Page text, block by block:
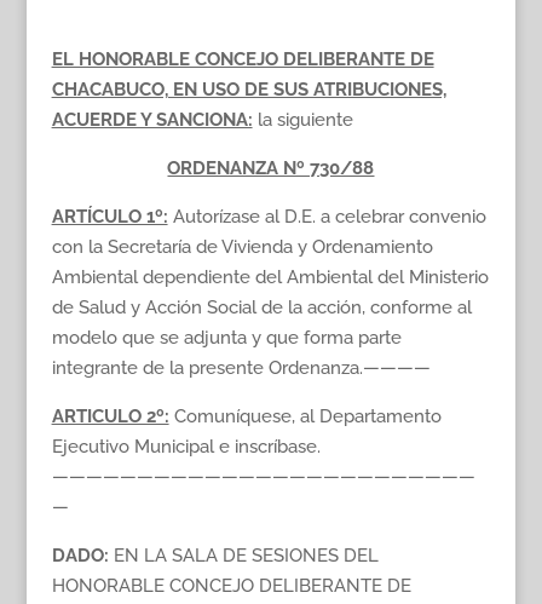
EL HONORABLE CONCEJO DELIBERANTE DE
CHACABUCO, EN USO DE SUS ATRIBUCIONES,
ACUERDE Y SANCIONA: la siguiente
ORDENANZA Nº 730/88
ARTÍCULO 1º: Autorízase al D.E. a celebrar convenio
con la Secretaría de Vivienda y Ordenamiento
Ambiental dependiente del Ambiental del Ministerio
de Salud y Acción Social de la acción, conforme al
modelo que se adjunta y que forma parte
integrante de la presente Ordenanza.————
ARTICULO 2º: Comuníquese, al Departamento
Ejecutivo Municipal e inscríbase.
—————————————————————————
—
DADO: EN LA SALA DE SESIONES DEL
HONORABLE CONCEJO DELIBERANTE DE